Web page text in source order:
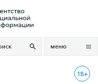
меню
18+